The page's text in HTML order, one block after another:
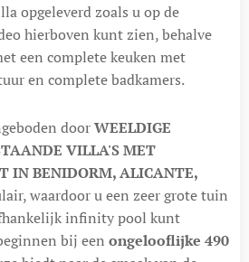
opgeleverd zoals u op de
hierboven kunt zien, behalve
een complete keuken met
en complete badkamers.
doorWEELDIGE
VILLA'S MET
IN BENIDORM, ALICANTE,
waardoor u een zeer grote tuin
infinity pool kunt
bij een ongelooflijke 490